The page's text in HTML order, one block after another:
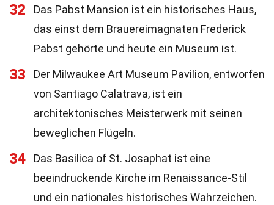
32
Das Pabst Mansion ist ein historisches Haus,
das einst dem Brauereimagnaten Frederick
Pabst gehörte und heute ein Museum ist.
33
Der Milwaukee Art Museum Pavilion, entworfen
von Santiago Calatrava, ist ein
architektonisches Meisterwerk mit seinen
beweglichen Flügeln.
34
Das Basilica of St. Josaphat ist eine
beeindruckende Kirche im Renaissance-Stil
und ein nationales historisches Wahrzeichen.